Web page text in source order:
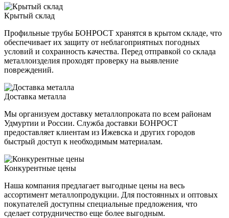
Крытый склад
Профильные трубы БОНРОСТ хранятся в крытом складе, что
обеспечивает их защиту от неблагоприятных погодных
условий и сохранность качества. Перед отправкой со склада
металлоизделия проходят проверку на выявление
повреждений.
Доставка металла
Мы организуем доставку металлопроката по всем районам
Удмуртии и России. Служба доставки БОНРОСТ
предоставляет клиентам из Ижевска и других городов
быстрый доступ к необходимым материалам.
Конкурентные цены
Наша компания предлагает выгодные цены на весь
ассортимент металлопродукции. Для постоянных и оптовых
покупателей доступны специальные предложения, что
сделает сотрудничество еще более выгодным.